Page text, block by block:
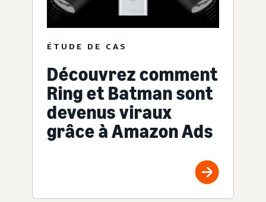
ÉTUDE DE CAS
Découvrez comment
Ring et Batman sont
devenus viraux
grâce à Amazon Ads